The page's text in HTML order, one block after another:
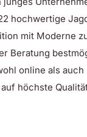
eine
Kontrolle
brauchen : Mit
in der
hochwertige
mit Moderne
Beratung
online als
höchste